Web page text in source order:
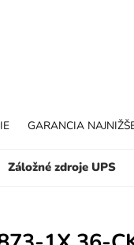
Záložné zdroje UPS
GARANCIA